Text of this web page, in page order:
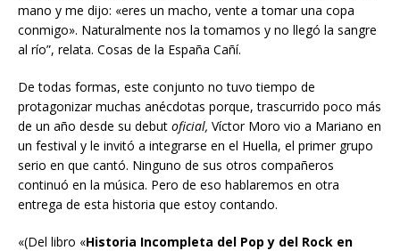
mano y me dijo: «eres un macho, vente a tomar una copa
conmigo». Naturalmente nos la tomamos y no llegó la sangre
al río”, relata. Cosas de la España Cañí.
De todas formas, este conjunto no tuvo tiempo de
protagonizar muchas anécdotas porque, trascurrido poco más
de un año desde su debut oficial, Víctor Moro vio a Mariano en
un festival y le invitó a integrarse en el Huella, el primer grupo
serio en que cantó. Ninguno de sus otros compañeros
continuó en la música. Pero de eso hablaremos en otra
entrega de esta historia que estoy contando.
«(Del libro «Historia Incompleta del Pop y del Rock en